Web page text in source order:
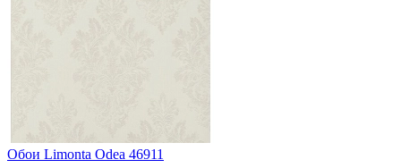
Обои Limonta Odea 46911